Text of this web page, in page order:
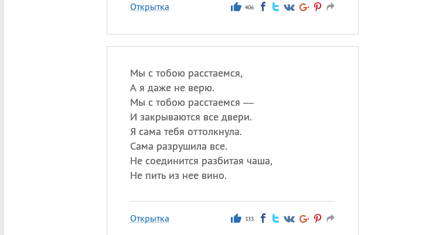
Открытка 406
Мы с тобою расстаемся,
А я даже не верю.
Мы с тобою расстаемся —
И закрываются все двери.
Я сама тебя оттолкнула.
Сама разрушила все.
Не соединится разбитая чаша,
Не пить из нее вино.
Открытка 333